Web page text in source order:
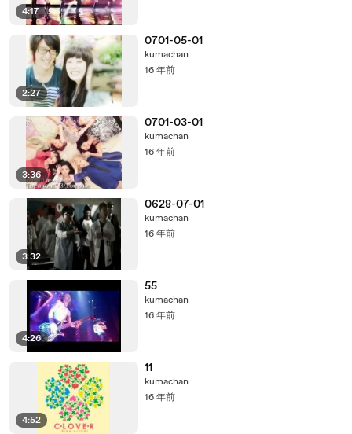
4:17
2:27
0701-05-01
kumachan
16 年前
3:36
0701-03-01
kumachan
16 年前
3:32
0628-07-01
kumachan
16 年前
4:26
55
kumachan
16 年前
4:52
11
kumachan
16 年前